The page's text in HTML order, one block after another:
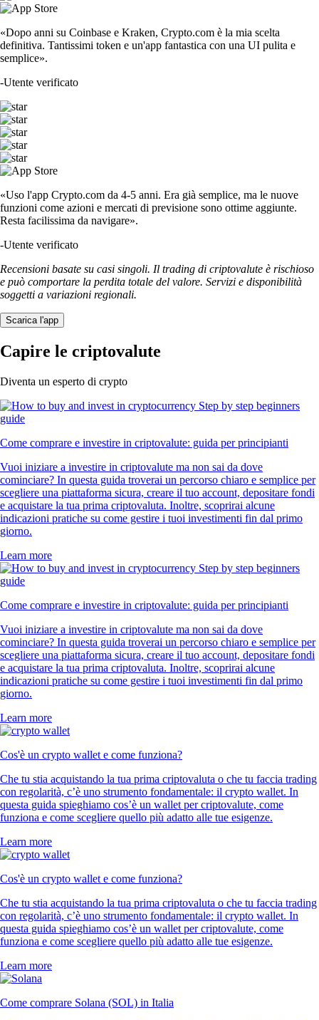
«Dopo anni su Coinbase e Kraken, Crypto.com è la mia scelta
definitiva. Tantissimi token e un'app fantastica con una UI pulita e
semplice».
-Utente verificato
«Uso l'app Crypto.com da 4-5 anni. Era già semplice, ma le nuove
funzioni come azioni e mercati di previsione sono ottime aggiunte.
Resta facilissima da navigare».
-Utente verificato
Recensioni basate su casi singoli. Il trading di criptovalute è rischioso
e può comportare la perdita totale del valore. Servizi e disponibilità
soggetti a variazioni regionali.
Scarica l'app
Capire le criptovalute
Diventa un esperto di crypto
Come comprare e investire in criptovalute: guida per principianti
Vuoi iniziare a investire in criptovalute ma non sai da dove
cominciare? In questa guida troverai un percorso chiaro e semplice per
scegliere una piattaforma sicura, creare il tuo account, depositare fondi
e acquistare la tua prima criptovaluta. Inoltre, scoprirai alcune
indicazioni pratiche su come gestire i tuoi investimenti fin dal primo
giorno.
Learn more
Come comprare e investire in criptovalute: guida per principianti
Vuoi iniziare a investire in criptovalute ma non sai da dove
cominciare? In questa guida troverai un percorso chiaro e semplice per
scegliere una piattaforma sicura, creare il tuo account, depositare fondi
e acquistare la tua prima criptovaluta. Inoltre, scoprirai alcune
indicazioni pratiche su come gestire i tuoi investimenti fin dal primo
giorno.
Learn more
Cos'è un crypto wallet e come funziona?
Che tu stia acquistando la tua prima criptovaluta o che tu faccia trading
con regolarità, c’è uno strumento fondamentale: il crypto wallet. In
questa guida spieghiamo cos’è un wallet per criptovalute, come
funziona e come scegliere quello più adatto alle tue esigenze.
Learn more
Cos'è un crypto wallet e come funziona?
Che tu stia acquistando la tua prima criptovaluta o che tu faccia trading
con regolarità, c’è uno strumento fondamentale: il crypto wallet. In
questa guida spieghiamo cos’è un wallet per criptovalute, come
funziona e come scegliere quello più adatto alle tue esigenze.
Learn more
Come comprare Solana (SOL) in Italia